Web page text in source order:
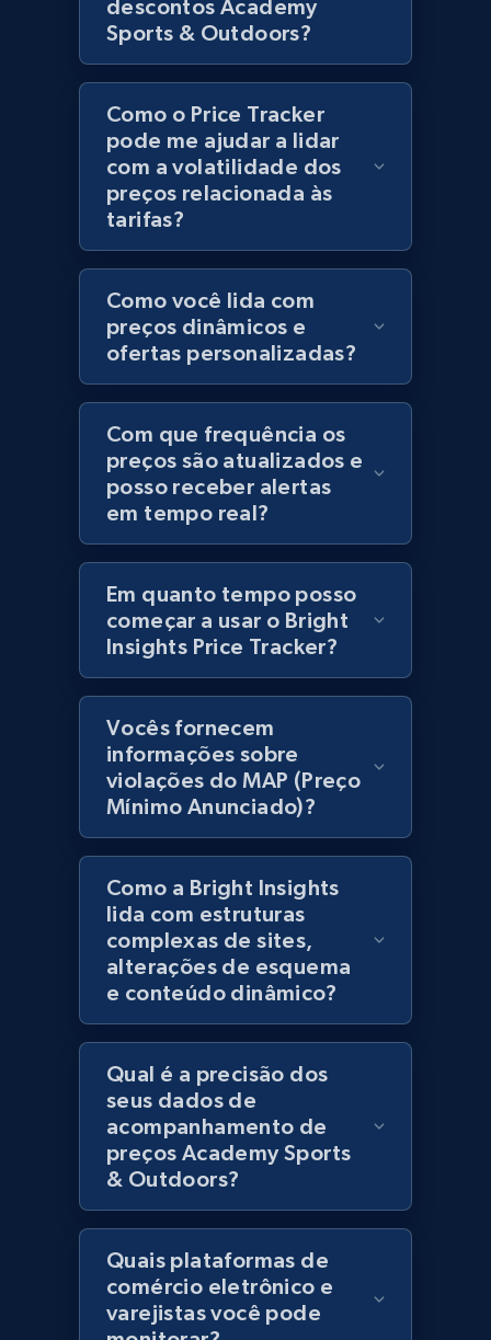
1.2K+ 208+ Comece agora
Best Buy products
URL, Product id, Title, Images, Final price,
Currency, Discount, Initial price, and more.
1.1K+ 149+ Comece agora
products using specified keywords
URL, Product id, Title, Images, Final price,
Currency, Discount, Initial price, and more.
1.1K+ 149+ Comece agora
Lazada - Products
URL, Title, Rating, Reviews, Initial price, Final
price, Currency, Stock, and more.
991+ 165+ Comece agora
Lazada - Products - Discover products by
keyword
URL, Title, Rating, Reviews, Initial price, Final
price, Currency, Stock, and more.
991+ 165+ Comece agora
Lazada - Products - Discover products by
category URL or brand URL
URL, Title, Rating, Reviews, Initial price, Final
price, Currency, Stock, and more.
991+ 165+ Comece agora
descontos Academy
Sports & Outdoors?
Como o Price Tracker
pode me ajudar a lidar
com a volatilidade dos
preços relacionada às
tarifas?
Como você lida com
preços dinâmicos e
ofertas personalizadas?
Com que frequência os
preços são atualizados e
posso receber alertas
em tempo real?
Em quanto tempo posso
começar a usar o Bright
Insights Price Tracker?
Vocês fornecem
informações sobre
violações do MAP (Preço
Mínimo Anunciado)?
Como a Bright Insights
lida com estruturas
complexas de sites,
alterações de esquema
e conteúdo dinâmico?
Qual é a precisão dos
seus dados de
acompanhamento de
preços Academy Sports
& Outdoors?
Quais plataformas de
comércio eletrônico e
varejistas você pode